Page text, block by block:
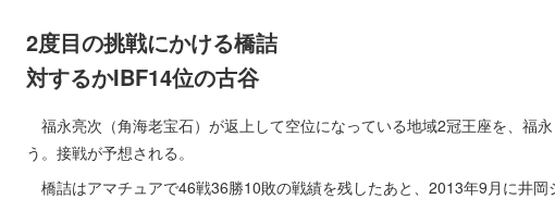
2度目の挑戦にかける橋詰
対するかIBF14位の古谷
福永亮次（角海老宝石）が返上して空位になっている地域2冠王座を、福
う。接戦が予想される。
橋詰はアマチュアで46戦36勝10敗の戦績を残したあと、2013年9月に井